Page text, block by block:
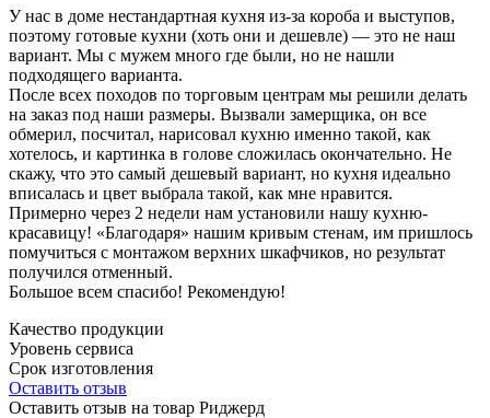
У нас в доме нестандартная кухня из-за короба и выступов,
поэтому готовые кухни (хоть они и дешевле) — это не наш
вариант. Мы с мужем много где были, но не нашли
подходящего варианта.
После всех походов по торговым центрам мы решили делать
на заказ под наши размеры. Вызвали замерщика, он все
обмерил, посчитал, нарисовал кухню именно такой, как
хотелось, и картинка в голове сложилась окончательно. Не
скажу, что это самый дешевый вариант, но кухня идеально
вписалась и цвет выбрала такой, как мне нравится.
Примерно через 2 недели нам установили нашу кухню-
красавицу! «Благодаря» нашим кривым стенам, им пришлось
помучиться с монтажом верхних шкафчиков, но результат
получился отменный.
Большое всем спасибо! Рекомендую!
Качество продукции
Уровень сервиса
Срок изготовления
Оставить отзыв
Оставить отзыв на товар Риджерд